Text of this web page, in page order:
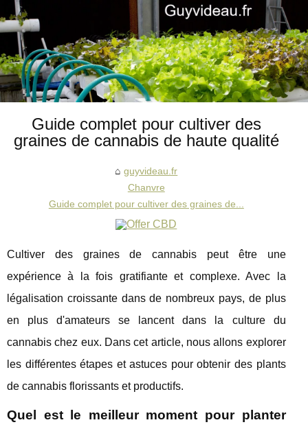
Guide complet pour cultiver des
graines de cannabis de haute qualité
guyvideau.fr
Chanvre
Guide complet pour cultiver des graines de...
Cultiver des graines de cannabis peut être une
expérience à la fois gratifiante et complexe. Avec la
légalisation croissante dans de nombreux pays, de plus
en plus d'amateurs se lancent dans la culture du
cannabis chez eux. Dans cet article, nous allons explorer
les différentes étapes et astuces pour obtenir des plants
de cannabis florissants et productifs.
Quel est le meilleur moment pour planter